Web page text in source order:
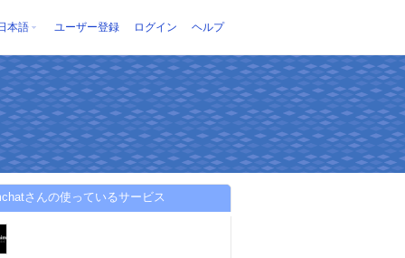
本語 ユーザー登録 ログイン ヘルプ
さんの使っているサービス